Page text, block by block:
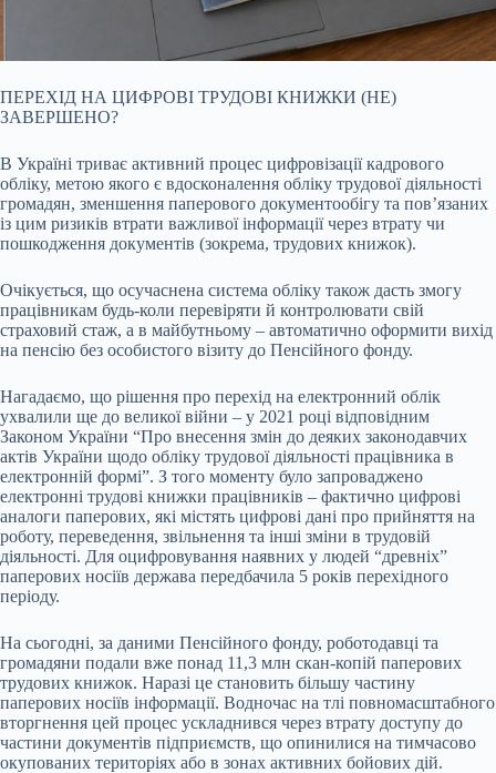
ПЕРЕХІД НА ЦИФРОВІ ТРУДОВІ КНИЖКИ (НЕ)
ЗАВЕРШЕНО?
В Україні триває активний процес цифровізації кадрового
обліку, метою якого є вдосконалення обліку трудової діяльності
громадян, зменшення паперового документообігу та пов’язаних
із цим ризиків втрати важливої інформації через втрату чи
пошкодження документів (зокрема, трудових книжок).
Очікується, що осучаснена система обліку також дасть змогу
працівникам будь-коли перевіряти й контролювати свій
страховий стаж, а в майбутньому – автоматично оформити вихід
на пенсію без особистого візиту до Пенсійного фонду.
Нагадаємо, що рішення про перехід на електронний облік
ухвалили ще до великої війни – у 2021 році відповідним
Законом України “Про внесення змін до деяких законодавчих
актів України щодо обліку трудової діяльності працівника в
електронній формі”. З того моменту було запроваджено
електронні трудові книжки працівників – фактично цифрові
аналоги паперових, які містять цифрові дані про прийняття на
роботу, переведення, звільнення та інші зміни в трудовій
діяльності. Для оцифровування наявних у людей “древніх”
паперових носіїв держава передбачила 5 років перехідного
періоду.
На сьогодні, за даними Пенсійного фонду, роботодавці та
громадяни подали вже понад 11,3 млн скан-копій паперових
трудових книжок. Наразі це становить більшу частину
паперових носіїв інформації. Водночас на тлі повномасштабного
вторгнення цей процес ускладнився через втрату доступу до
частини документів підприємств, що опинилися на тимчасово
окупованих територіях або в зонах активних бойових дій.